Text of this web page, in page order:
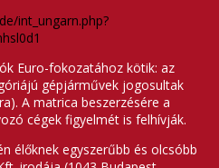
int_ungarn.php?
Euro-fokozatához kötik: az
gépjárművek jogosultak
A matrica beszerzésére a
cégek figyelmét is felhívják.
élőknek egyszerűbb és olcsóbb